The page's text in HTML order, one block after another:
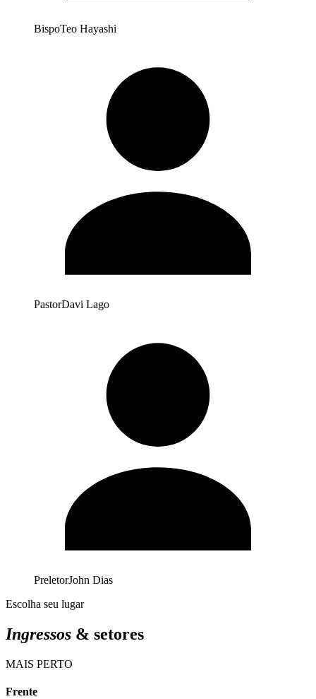
BispoTeo Hayashi
PastorDavi Lago
PreletorJohn Dias
Escolha seu lugar
Ingressos & setores
MAIS PERTO
Frente